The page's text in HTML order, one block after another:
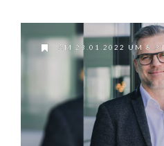
AM 23.01.2022 UM 8:31